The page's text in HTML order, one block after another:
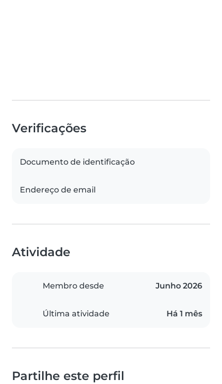
Verificações
Documento de identificação
Endereço de email
Atividade
Membro desde Junho 2026
Última atividade Há 1 mês
Partilhe este perfil